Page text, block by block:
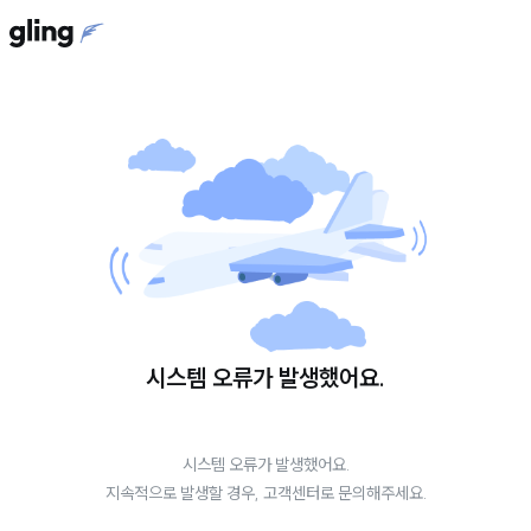
시스템 오류가 발생했어요.
시스템 오류가 발생했어요.
지속적으로 발생할 경우, 고객센터로 문의해주세요.